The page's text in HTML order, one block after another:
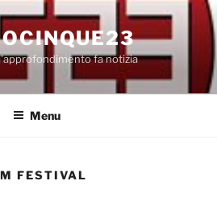
fa notizia
Menu
FESTIVAL